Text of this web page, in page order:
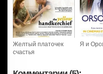
Желтый платочек
счастья
Я и